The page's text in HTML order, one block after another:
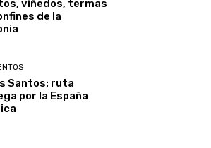
viñedos, termas
de la
Santos: ruta
por la España